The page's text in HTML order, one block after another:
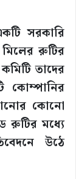
সরকারি
মিলের রুটির
তাদের
কোম্পানির
কোনো
রুটির মধ্যে
উঠে